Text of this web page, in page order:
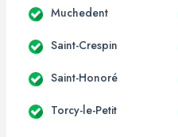
Muchedent
Saint-Crespin
Saint-Honoré
Torcy-le-Petit